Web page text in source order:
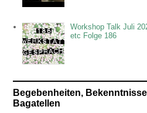
Workshop Talk Juli
etc Folge 186
Begebenheiten,
Bagatellen